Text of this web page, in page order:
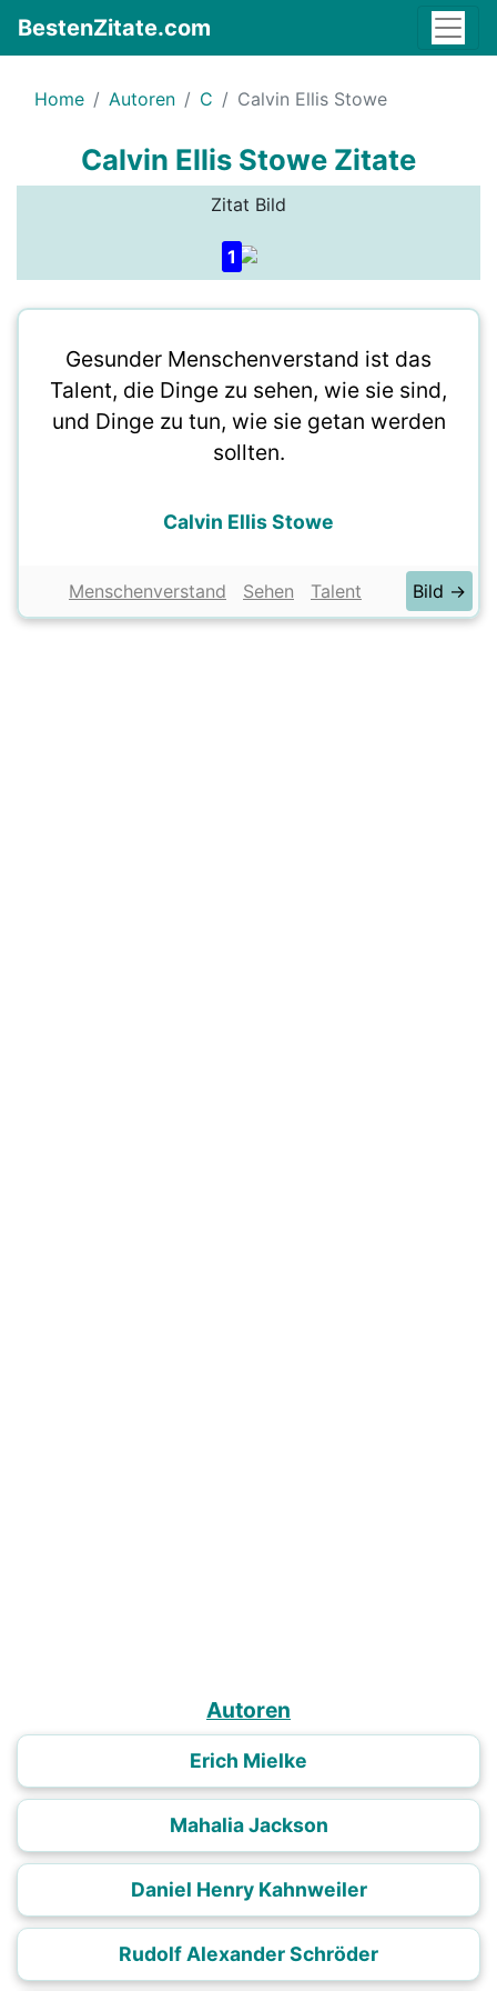
BestenZitate.com
Home Autoren C Calvin Ellis Stowe
Calvin Ellis Stowe Zitate
Zitat Bild
1
Gesunder Menschenverstand ist das
Talent, die Dinge zu sehen, wie sie sind,
und Dinge zu tun, wie sie getan werden
sollten.
Calvin Ellis Stowe
Menschenverstand Sehen Talent Bild →
Autoren
Erich Mielke
Mahalia Jackson
Daniel Henry Kahnweiler
Rudolf Alexander Schröder